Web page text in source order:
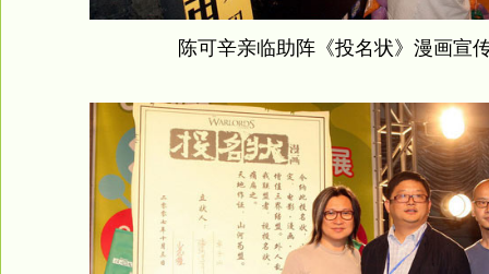
陈可辛亲临助阵《投名状》漫画宣